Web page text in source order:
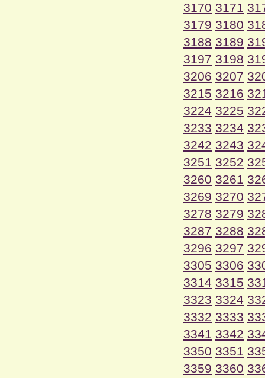
3170 3171
3179 3180
3188 3189
3197 3198
3206 3207
3215 3216
3224 3225
3233 3234
3242 3243
3251 3252
3260 3261
3269 3270
3278 3279
3287 3288
3296 3297
3305 3306
3314 3315
3323 3324
3332 3333
3341 3342
3350 3351
3359 3360